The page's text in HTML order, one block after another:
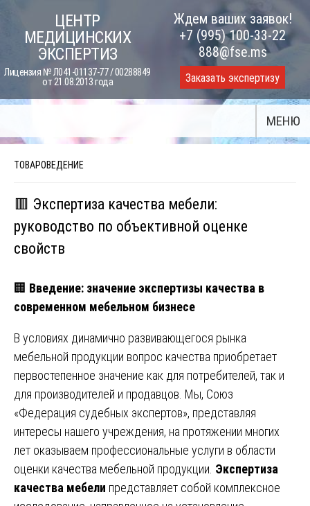
content
ЦЕНТР
МЕДИЦИНСКИХ
ЭКСПЕРТИЗ
Лицензия № Л041-01137-77 / 00288849
от 21.08.2013 года
Ждем ваших заявок!
+7 (995) 100-33-22
888@fse.ms
Заказать экспертизу
МЕНЮ
ТОВАРОВЕДЕНИЕ
🟥 Экспертиза качества мебели:
руководство по объективной оценке
свойств
🏢 Введение: значение экспертизы качества в
современном мебельном бизнесе
В условиях динамично развивающегося рынка
мебельной продукции вопрос качества приобретает
первостепенное значение как для потребителей, так и
для производителей и продавцов. Мы, Союз
«Федерация судебных экспертов», представляя
интересы нашего учреждения, на протяжении многих
лет оказываем профессиональные услуги в области
оценки качества мебельной продукции. Экспертиза
качества мебели представляет собой комплексное